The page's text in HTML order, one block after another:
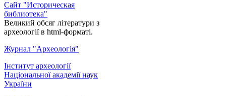
Сайт "Историческая
библиотека"
Великий обсяг літератури з
археології в html-форматі.
Журнал "Археологія"
Інститут археології
Національної академії наук
України